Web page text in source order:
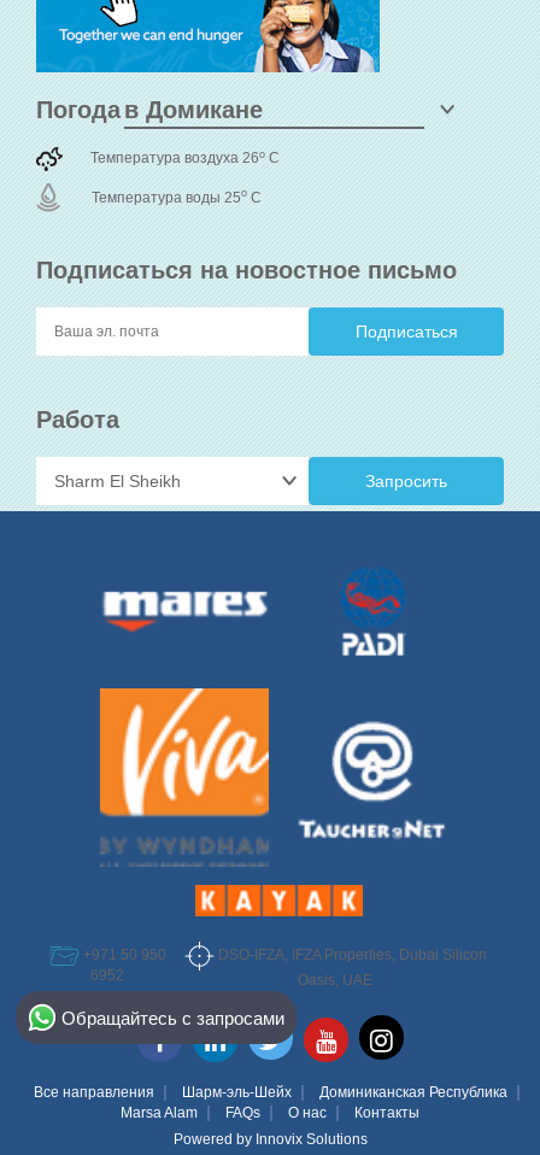
Подписаться на новостное письмо
Работа
Запросить
Погода
Температура воздуха 26o C
Температура воды 25o C
+971 50 950
6952
DSO-IFZA, IFZA Properties, Dubai Silicon
Oasis, UAE
Все направления Шарм-эль-Шейх
Доминиканская Республика
Marsa Alam
FAQs О нас
Контакты
Powered by Innovix Solutions
Обращайтесь с запросами
Select Destination
Egypt
Bahamas